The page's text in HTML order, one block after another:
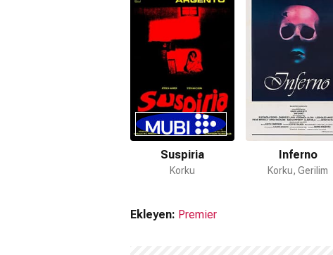
Suspiria
Korku
Inferno
Korku, Gerilim
Ekleyen: Premier